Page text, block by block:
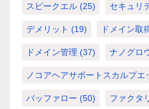
スピークエル (25) セキュリ
デメリット (19) ドメイン取
ドメイン管理 (37) ナノグロ
ノコアヘアサポートスカルプエ
バッファロー (50) ファクタ